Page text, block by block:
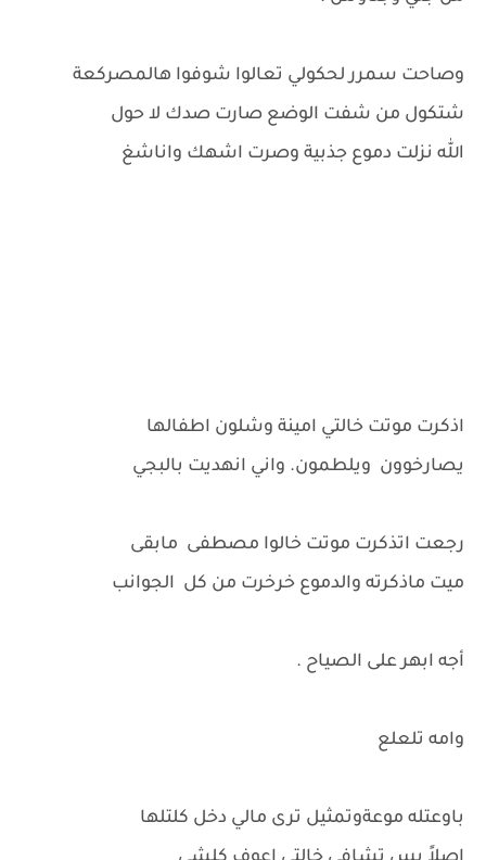
وصاحت سمرر لحكولي تعالوا شوفوا هالمصركعة
شتكول من شفت الوضع صارت صدك لا حول
الله نزلت دموع جذبية وصرت اشهك واناشغ
اذكرت موتت خالتي امينة وشلون اطفالها
يصارخوون ويلطمون. واني انهديت بالبجي
رجعت اتذكرت موتت خالوا مصطفى مابقى
ميت ماذكرته والدموع خرخرت من كل الجوانب
أجه ابهر على الصياح .
وامه تلعلع
باوعتله موعةوتمثيل ترى مالي دخل كلتلها